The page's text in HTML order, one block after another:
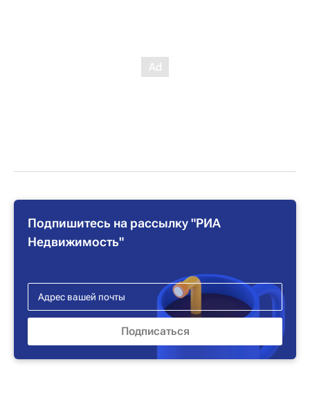
Подпишитесь на рассылку "РИА
Недвижимость"